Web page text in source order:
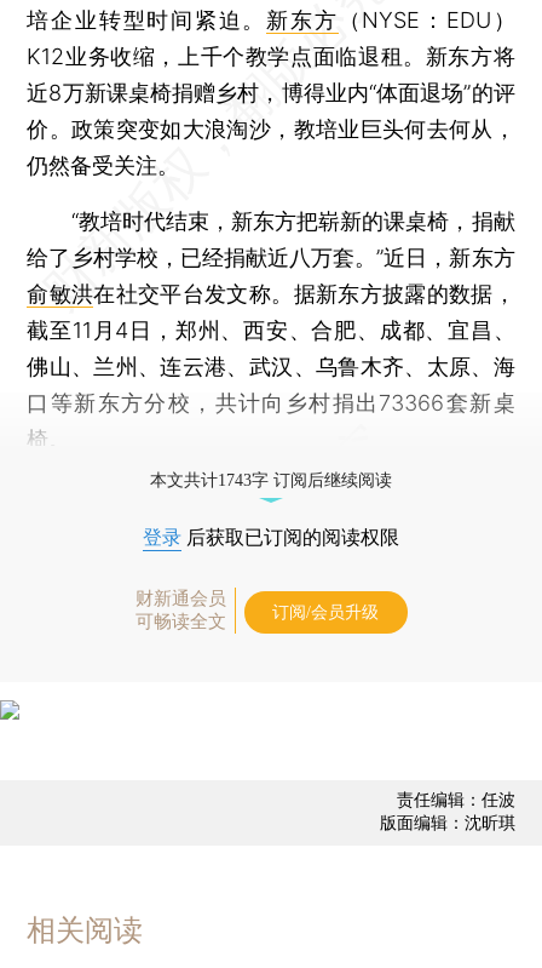
培企业转型时间紧迫。 新东方 （NYSE：EDU）
K12业务收缩，上千个教学点面临退租。新东方将
近8万新课桌椅捐赠乡村，博得业内“体面退场”的评
价。政策突变如大浪淘沙，教培业巨头何去何从，
仍然备受关注。
“教培时代结束，新东方把崭新的课桌椅，捐献
给了乡村学校，已经捐献近八万套。”近日，新东方
俞敏洪在社交平台发文称。据新东方披露的数据，
截至11月4日，郑州、西安、合肥、成都、宜昌、
佛山、兰州、连云港、武汉、乌鲁木齐、太原、海
口等新东方分校，共计向乡村捐出73366套新桌
椅。
本文共计1743字 订阅后继续阅读
登录 后获取已订阅的阅读权限
财新通会员
可畅读全文
订阅/会员升级
责任编辑：任波
版面编辑：沈昕琪
相关阅读